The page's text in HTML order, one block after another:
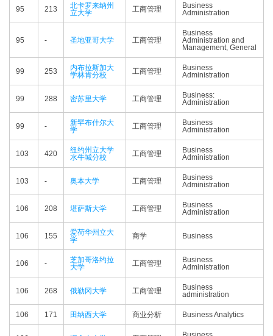
95 213
北卡罗来纳州
立大学
工商管理
Business
Administration
95 - 圣地亚哥大学 工商管理
Business
Administration and
Management, General
99 253
内布拉斯加大
学林肯分校
工商管理
Business
Administration
99 288 密苏里大学 工商管理
Business:
Administration
99 -
新罕布什尔大
学
工商管理
Business
Administration
103 420
纽约州立大学
水牛城分校
工商管理
Business
Administration
103 - 奥本大学 工商管理
Business
Administration
106 208 堪萨斯大学 工商管理
Business
Administration
106 155
爱荷华州立大
学
商学 Business
106 -
芝加哥洛约拉
大学
工商管理
Business
Administration
106 268 俄勒冈大学 工商管理
Business
administration
106 171 田纳西大学 商业分析 Business Analytics